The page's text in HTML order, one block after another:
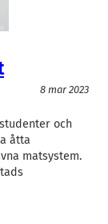
8 mar 2023
och
åtta
matsystem.